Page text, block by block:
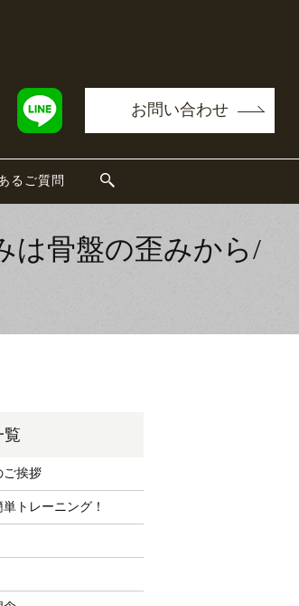
るご質問
お問い合わせ
は骨盤の歪みから/
ご挨拶
トレーニング！